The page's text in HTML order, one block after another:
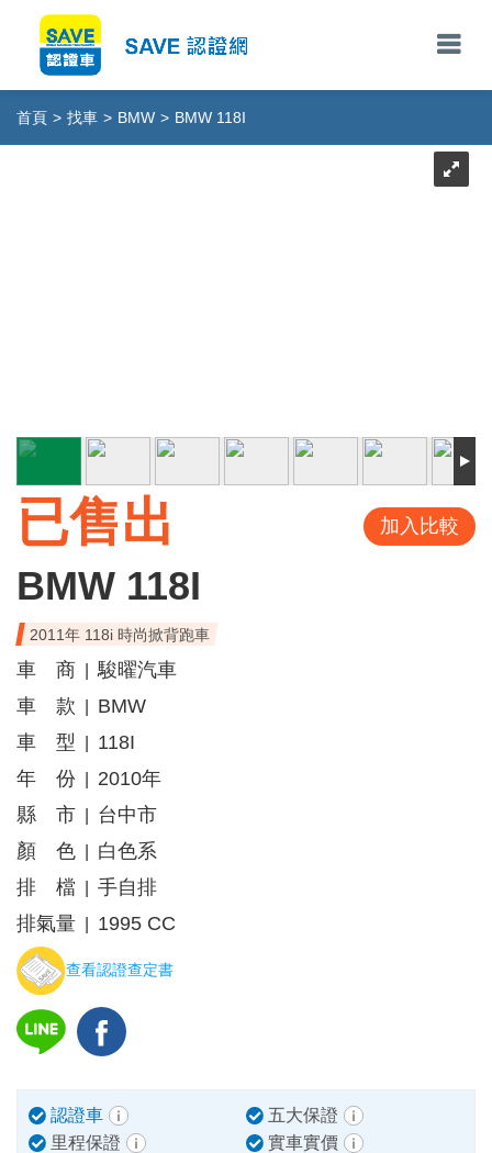
首頁 > 找車 > BMW > BMW 118I
已售出 加入比較
BMW 118I
2011年 118i 時尚掀背跑車
車 商
駿曜汽車
車 款
BMW
車 型
118I
年 份
2010年
縣 市
台中市
顏 色
白色系
排 檔
手自排
排氣量
1995 CC
查看認證查定書
認證車
五大保證
里程保證
實車實價